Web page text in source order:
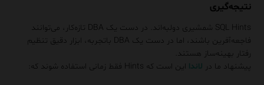
نتیجه‌گیری
SQL Hints شمشیری دولبه‌اند. در دست یک DBA تازه‌کار، می‌توانند
فاجعه‌آفرین باشند، اما در دست یک DBA باتجربه، ابزار دقیق تنظیم
رفتار بهینه‌ساز هستند.
پیشنهاد ما در لاندا این است که Hints فقط زمانی استفاده شوند که: